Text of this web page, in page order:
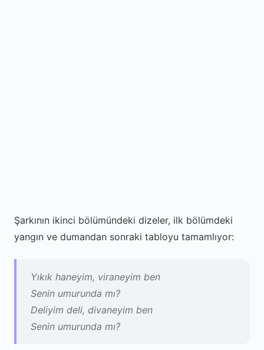
Şarkının ikinci bölümündeki dizeler, ilk bölümdeki
yangın ve dumandan sonraki tabloyu tamamlıyor:
Yıkık haneyim, viraneyim ben
Senin umurunda mı?
Deliyim deli, divaneyim ben
Senin umurunda mı?